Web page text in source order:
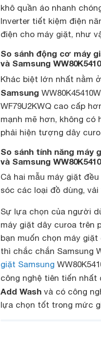
khô quần áo nhanh
Inverter tiết kiệm điện
điện cho máy giặt, như
So sánh động cơ máy
và Samsung
Khác biệt lớn nhất nằm
Samsung
WF79U2KWQ cao cấp
mạnh mẽ hơn, không có
phải hiện tượng dây
So sánh tính năng máy
và Samsung
Cả hai mẫu máy giặt
sóc các loại đồ dùng,
Sự lựa chọn của người
máy giặt dây curoa trên
bạn muốn chọn máy
thì chắc chắn Samsung
giặt Samsung
công nghệ tiên tiến nhất
Add Wash và có công
lựa chọn tốt trong mức